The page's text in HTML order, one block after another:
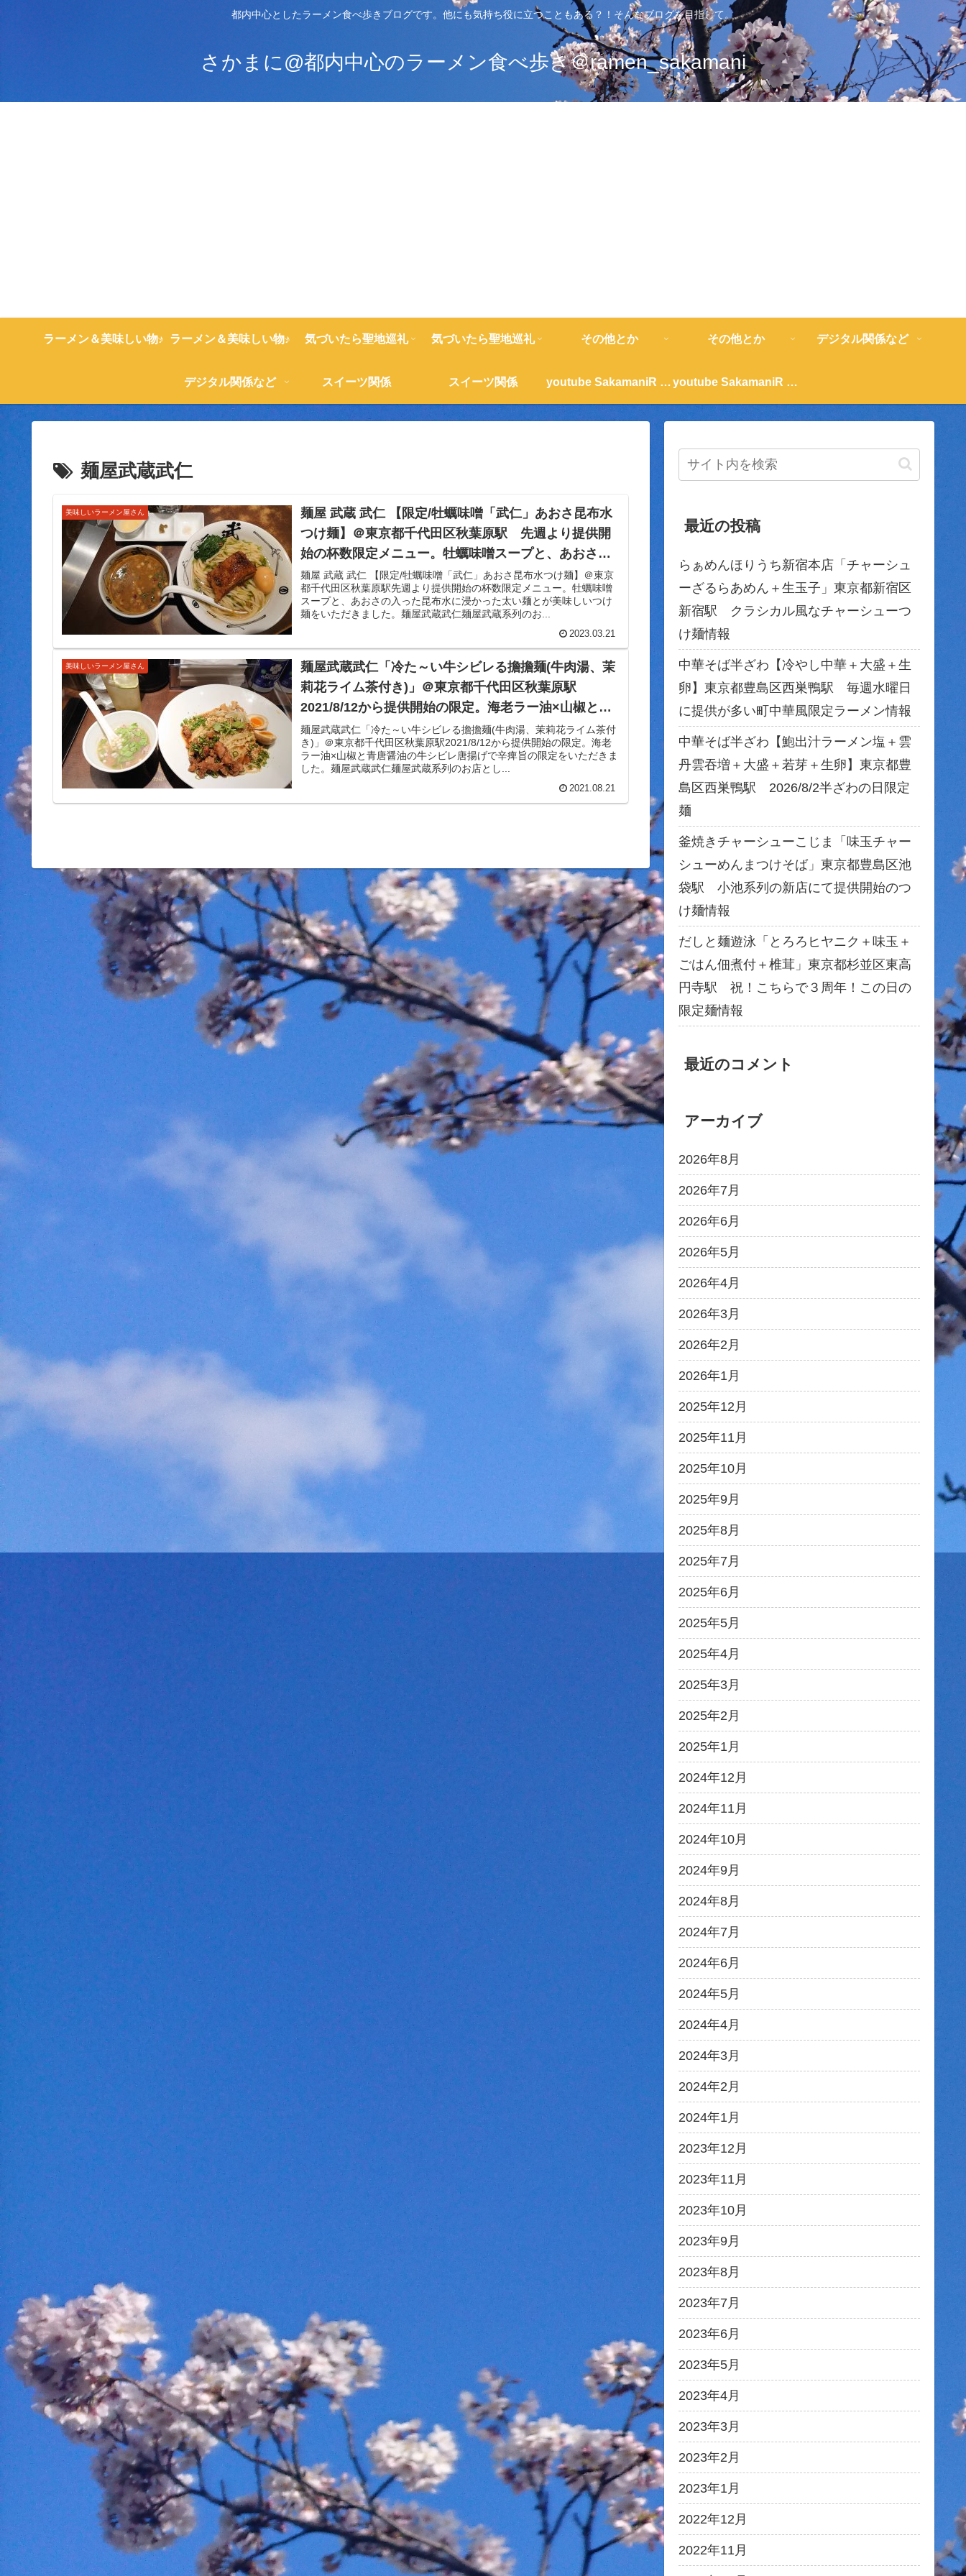
都内中心としたラーメン食べ歩きブログです。他にも気持ち役に立つこともある？！そんなブログを目指して。
さかまに@都内中心のラーメン食べ歩き＠ramen_sakamani
ラーメン＆美味しい物♪ ラーメン＆美味しい物♪ 気づいたら聖地巡礼 気づいたら聖地巡礼 その他とか その他とか デジタル関係など
デジタル関係など スイーツ関係 スイーツ関係 youtube SakamaniR 紹介 youtube SakamaniR 紹介
麺屋武蔵武仁
美味しいラーメン屋さん
麺屋 武蔵 武仁 【限定/牡蠣味噌「武仁」あおさ昆布水
つけ麺】＠東京都千代田区秋葉原駅 先週より提供開
始の杯数限定メニュー。牡蠣味噌スープと、あおさの
入った昆布水に浸かった太い麺とが美味しいつけ麺を
いただきました。
麺屋 武蔵 武仁 【限定/牡蠣味噌「武仁」あおさ昆布水つけ麺】＠東京
都千代田区秋葉原駅先週より提供開始の杯数限定メニュー。牡蠣味噌
スープと、あおさの入った昆布水に浸かった太い麺とが美味しいつけ
麺をいただきました。麺屋武蔵武仁麺屋武蔵系列のお...
2023.03.21
美味しいラーメン屋さん
麺屋武蔵武仁「冷た～い牛シビレる擔擔麺(牛肉湯、茉
莉花ライム茶付き)」＠東京都千代田区秋葉原駅
2021/8/12から提供開始の限定。海老ラー油×山椒と青
唐醤油の牛シビレ唐揚げで辛痺旨の限定をいただきま
した。
麺屋武蔵武仁「冷た～い牛シビレる擔擔麺(牛肉湯、茉莉花ライム茶付
き)」＠東京都千代田区秋葉原駅2021/8/12から提供開始の限定。海老
ラー油×山椒と青唐醤油の牛シビレ唐揚げで辛痺旨の限定をいただきま
した。麺屋武蔵武仁麺屋武蔵系列のお店とし...
2021.08.21
最近の投稿
らぁめんほりうち新宿本店「チャーシュ
ーざるらあめん＋生玉子」東京都新宿区
新宿駅 クラシカル風なチャーシューつ
け麺情報
中華そば半ざわ【冷やし中華＋大盛＋生
卵】東京都豊島区西巣鴨駅 毎週水曜日
に提供が多い町中華風限定ラーメン情報
中華そば半ざわ【鮑出汁ラーメン塩＋雲
丹雲吞増＋大盛＋若芽＋生卵】東京都豊
島区西巣鴨駅 2026/8/2半ざわの日限定
麺
釜焼きチャーシューこじま「味玉チャー
シューめんまつけそば」東京都豊島区池
袋駅 小池系列の新店にて提供開始のつ
け麺情報
だしと麺遊泳「とろろヒヤニク＋味玉＋
ごはん佃煮付＋椎茸」東京都杉並区東高
円寺駅 祝！こちらで３周年！この日の
限定麺情報
最近のコメント
アーカイブ
2026年8月
2026年7月
2026年6月
2026年5月
2026年4月
2026年3月
2026年2月
2026年1月
2025年12月
2025年11月
2025年10月
2025年9月
2025年8月
2025年7月
2025年6月
2025年5月
2025年4月
2025年3月
2025年2月
2025年1月
2024年12月
2024年11月
2024年10月
2024年9月
2024年8月
2024年7月
2024年6月
2024年5月
2024年4月
2024年3月
2024年2月
2024年1月
2023年12月
2023年11月
2023年10月
2023年9月
2023年8月
2023年7月
2023年6月
2023年5月
2023年4月
2023年3月
2023年2月
2023年1月
2022年12月
2022年11月